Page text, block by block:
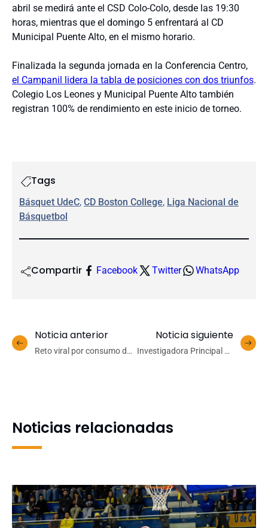
abril se medirá ante el CSD Colo-Colo, desde las 19:30
horas, mientras que el domingo 5 enfrentará al CD
Municipal Puente Alto, en el mismo horario.
Finalizada la segunda jornada en la Conferencia Centro,
el Campanil lidera la tabla de posiciones con dos triunfos.
Colegio Los Leones y Municipal Puente Alto también
registran 100% de rendimiento en este inicio de torneo.
Tags
Básquet UdeC, CD Boston College, Liga Nacional de
Básquetbol
Compartir Facebook Twitter WhatsApp
Noticia anterior
Reto viral por consumo de
Noticia siguiente
Investigadora Principal de
Noticias relacionadas